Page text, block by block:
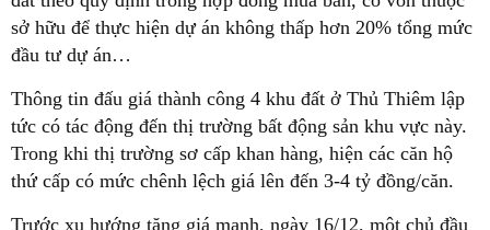
sở hữu để thực hiện dự án không thấp hơn 20% tổng mức
đầu tư dự án…
Thông tin đấu giá thành công 4 khu đất ở Thủ Thiêm lập
tức có tác động đến thị trường bất động sản khu vực này.
Trong khi thị trường sơ cấp khan hàng, hiện các căn hộ
thứ cấp có mức chênh lệch giá lên đến 3-4 tỷ đồng/căn.
Trước xu hướng tăng giá mạnh, ngày 16/12, một chủ đầu